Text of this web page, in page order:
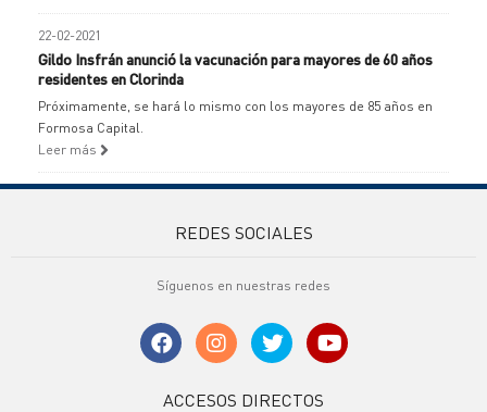
22-02-2021
Gildo Insfrán anunció la vacunación para mayores de 60 años
residentes en Clorinda
Próximamente, se hará lo mismo con los mayores de 85 años en
Formosa Capital.
Leer más
REDES SOCIALES
Síguenos en nuestras redes
ACCESOS DIRECTOS